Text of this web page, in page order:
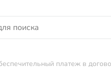
платеж в